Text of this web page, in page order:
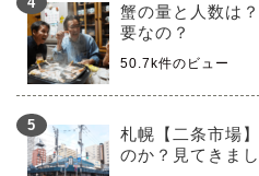
蟹の量と人数は
要なの？
50.7k件のビュー
札幌【二条市場
のか？見てきまし